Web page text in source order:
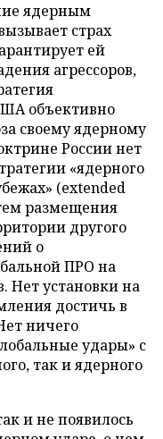
ядерным
страх
ей
агрессоров,
объективно
своему ядерному
России нет
«ядерного
(extended
размещения
другого
о
ПРО на
Нет установки на
достичь в
ничего
удары» с
так и ядерного
и не появилось